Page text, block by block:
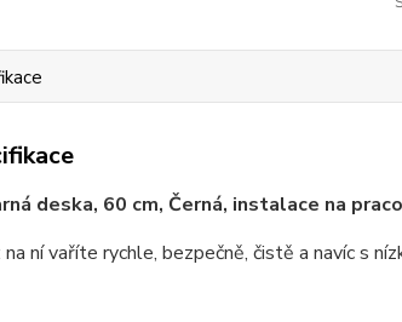
deska, 60 cm, Černá, instalace na
na ní vaříte rychle, bezpečně, čistě a navíc s